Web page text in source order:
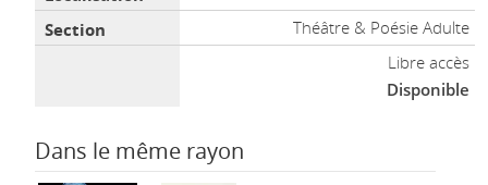
Théâtre & Poésie Adulte
Libre accès
Disponible
Dans le même rayon